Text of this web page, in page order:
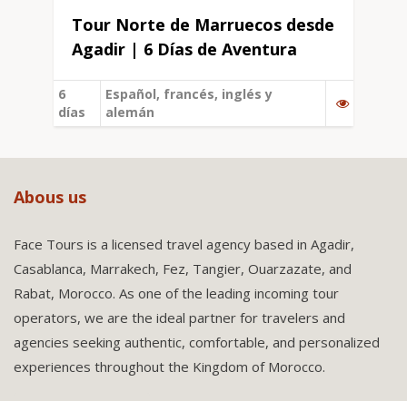
Tour Norte de Marruecos desde
Agadir | 6 Días de Aventura
6
días
Español, francés, inglés y
alemán
Abous us
Face Tours is a licensed travel agency based in Agadir,
Casablanca, Marrakech, Fez, Tangier, Ouarzazate, and
Rabat, Morocco. As one of the leading incoming tour
operators, we are the ideal partner for travelers and
agencies seeking authentic, comfortable, and personalized
experiences throughout the Kingdom of Morocco.